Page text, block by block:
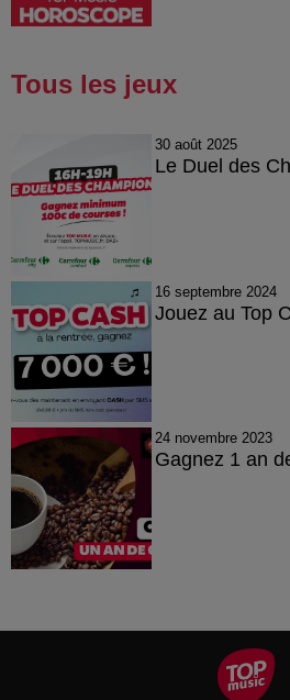
Tous les jeux
30 août 2025
Le Duel des
16 septembre 2024
Jouez au Top
24 novembre 2023
Gagnez 1 an